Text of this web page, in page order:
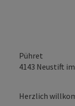
Pühret
4143 Neustift
Herzlich